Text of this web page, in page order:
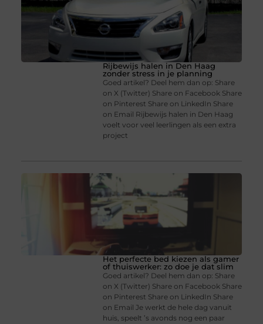
Rijbewijs halen in Den Haag
zonder stress in je planning
Goed artikel? Deel hem dan op: Share
on X (Twitter) Share on Facebook Share
on Pinterest Share on LinkedIn Share
on Email Rijbewijs halen in Den Haag
voelt voor veel leerlingen als een extra
project
Het perfecte bed kiezen als gamer
of thuiswerker: zo doe je dat slim
Goed artikel? Deel hem dan op: Share
on X (Twitter) Share on Facebook Share
on Pinterest Share on LinkedIn Share
on Email Je werkt de hele dag vanuit
huis, speelt ’s avonds nog een paar